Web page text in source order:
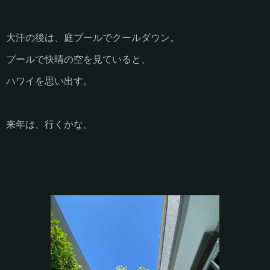
大汗の後は、庭プールでクールダウン。
プールで快晴の空を見ていると、
ハワイを思い出す。
来年は、行くかな。